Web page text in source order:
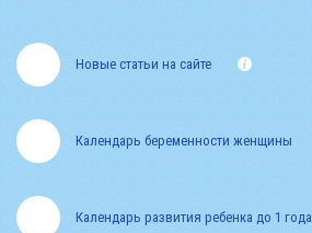
Новые статьи на сайте
Календарь развития ребенка до 1 года
Календарь беременности женщины